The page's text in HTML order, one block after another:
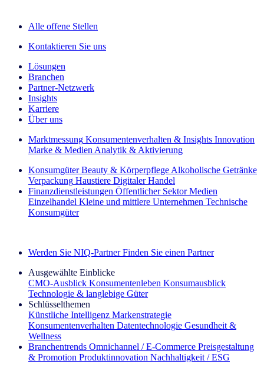
Alle offene Stellen
Kontaktieren Sie uns
Lösungen
Branchen
Partner-Netzwerk
Insights
Karriere
Über uns
Marktmessung Konsumentenverhalten & Insights Innovation
Marke & Medien Analytik & Aktivierung
Konsumgüter Beauty & Körperpflege Alkoholische Getränke
Verpackung Haustiere Digitaler Handel
Finanzdienstleistungen Öffentlicher Sektor Medien
Einzelhandel Kleine und mittlere Unternehmen Technische
Konsumgüter
Werden Sie NIQ-Partner Finden Sie einen Partner
Ausgewählte Einblicke
CMO‑Ausblick Konsumentenleben Konsumausblick
Technologie & langlebige Güter
Schlüsselthemen
Künstliche Intelligenz Markenstrategie
Konsumentenverhalten Datentechnologie Gesundheit &
Wellness
Branchentrends Omnichannel / E‑Commerce Preisgestaltung
& Promotion Produktinnovation Nachhaltigkeit / ESG